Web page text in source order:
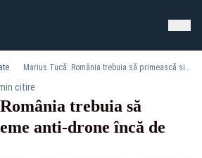
Marius Tucă: România trebuia să primească sisteme anti-drone încă de anul trecut
citire
trebuia să
anti-drone încă de